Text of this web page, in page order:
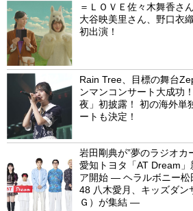
＝ＬＯＶＥ佐々木舞香さ
大谷映美里さん、野口衣
初出演！
Rain Tree、目標の舞台
ンマンコンサート大成功
夜」初披露！ 初の海外単
ートも決定！
岩田剛典が”夢のラジオカ
愛知トヨタ「AT Dream
ア開始 ― ヘラルボニー松
48 八木愛月、キッズダン
Ｇ）が集結 ―